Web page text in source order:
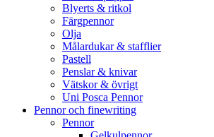
Blyerts & ritkol
Färgpennor
Olja
Målardukar & stafflier
Pastell
Penslar & knivar
Vätskor & övrigt
Uni Posca Pennor
Pennor och finewriting
Pennor